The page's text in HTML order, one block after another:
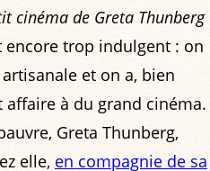
cinéma de Greta Thunberg
trop indulgent : on
et on a, bien
à du grand cinéma.
Greta Thunberg,
elle, en compagnie de sa